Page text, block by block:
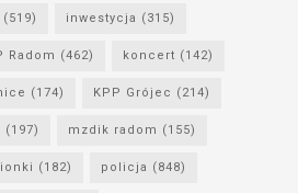
(519) inwestycja (315)
Radom (462) koncert (142)
(174) KPP Grójec (214)
(197) mzdik radom (155)
(182) policja (848)